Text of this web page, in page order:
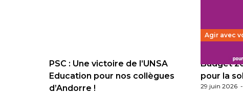
PSC : Une victoire de l’UNSA
Education pour nos collègues
d’Andorre !
Agir avec
Budget
pour la
29 juin 2026 -